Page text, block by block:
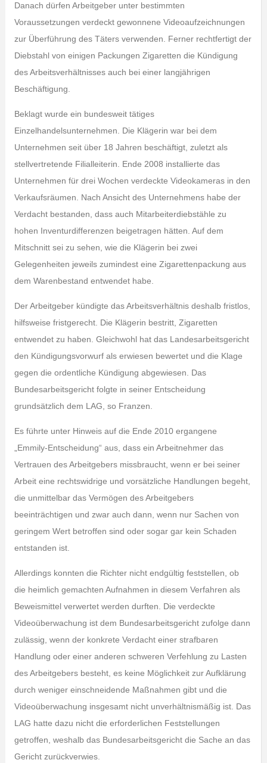
Danach dürfen Arbeitgeber unter bestimmten
Voraussetzungen verdeckt gewonnene Videoaufzeichnungen
zur Überführung des Täters verwenden. Ferner rechtfertigt der
Diebstahl von einigen Packungen Zigaretten die Kündigung
des Arbeitsverhältnisses auch bei einer langjährigen
Beschäftigung.
Beklagt wurde ein bundesweit tätiges
Einzelhandelsunternehmen. Die Klägerin war bei dem
Unternehmen seit über 18 Jahren beschäftigt, zuletzt als
stellvertretende Filialleiterin. Ende 2008 installierte das
Unternehmen für drei Wochen verdeckte Videokameras in den
Verkaufsräumen. Nach Ansicht des Unternehmens habe der
Verdacht bestanden, dass auch Mitarbeiterdiebstähle zu
hohen Inventurdifferenzen beigetragen hätten. Auf dem
Mitschnitt sei zu sehen, wie die Klägerin bei zwei
Gelegenheiten jeweils zumindest eine Zigarettenpackung aus
dem Warenbestand entwendet habe.
Der Arbeitgeber kündigte das Arbeitsverhältnis deshalb fristlos,
hilfsweise fristgerecht. Die Klägerin bestritt, Zigaretten
entwendet zu haben. Gleichwohl hat das Landesarbeitsgericht
den Kündigungsvorwurf als erwiesen bewertet und die Klage
gegen die ordentliche Kündigung abgewiesen. Das
Bundesarbeitsgericht folgte in seiner Entscheidung
grundsätzlich dem LAG, so Franzen.
Es führte unter Hinweis auf die Ende 2010 ergangene
„Emmily-Entscheidung“ aus, dass ein Arbeitnehmer das
Vertrauen des Arbeitgebers missbraucht, wenn er bei seiner
Arbeit eine rechtswidrige und vorsätzliche Handlungen begeht,
die unmittelbar das Vermögen des Arbeitgebers
beeinträchtigen und zwar auch dann, wenn nur Sachen von
geringem Wert betroffen sind oder sogar gar kein Schaden
entstanden ist.
Allerdings konnten die Richter nicht endgültig feststellen, ob
die heimlich gemachten Aufnahmen in diesem Verfahren als
Beweismittel verwertet werden durften. Die verdeckte
Videoüberwachung ist dem Bundesarbeitsgericht zufolge dann
zulässig, wenn der konkrete Verdacht einer strafbaren
Handlung oder einer anderen schweren Verfehlung zu Lasten
des Arbeitgebers besteht, es keine Möglichkeit zur Aufklärung
durch weniger einschneidende Maßnahmen gibt und die
Videoüberwachung insgesamt nicht unverhältnismäßig ist. Das
LAG hatte dazu nicht die erforderlichen Feststellungen
getroffen, weshalb das Bundesarbeitsgericht die Sache an das
Gericht zurückverwies.